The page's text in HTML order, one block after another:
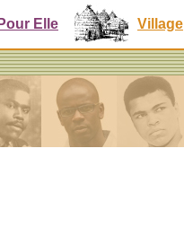
Elle Village